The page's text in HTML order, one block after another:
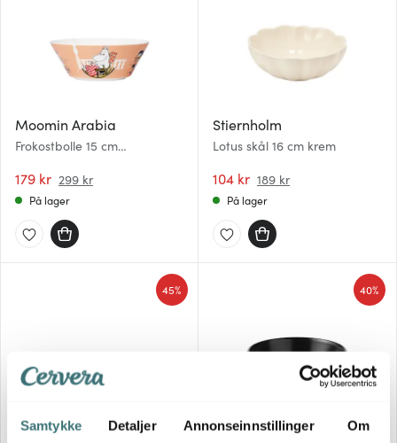
Samtykke Detaljer Annonseinnstillinger Om
Moomin Arabia
Frokostbolle 15 cm
179 kr 299 kr
På lager
Stiernholm
Lotus skål 16 cm krem
104 kr 189 kr
På lager
45% 40%